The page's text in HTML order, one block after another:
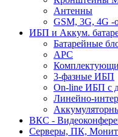
Антенны
GSM, 3G, 4G -
ИБП и Аккум.
Батарейные
APC
3-фазные ИБП
On-line ИБП с
Линейно-
ВКС -
Серверы, ПК,